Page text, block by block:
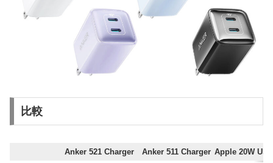
比較
Anker 521 Charger Anker 511 Charger Apple 20W